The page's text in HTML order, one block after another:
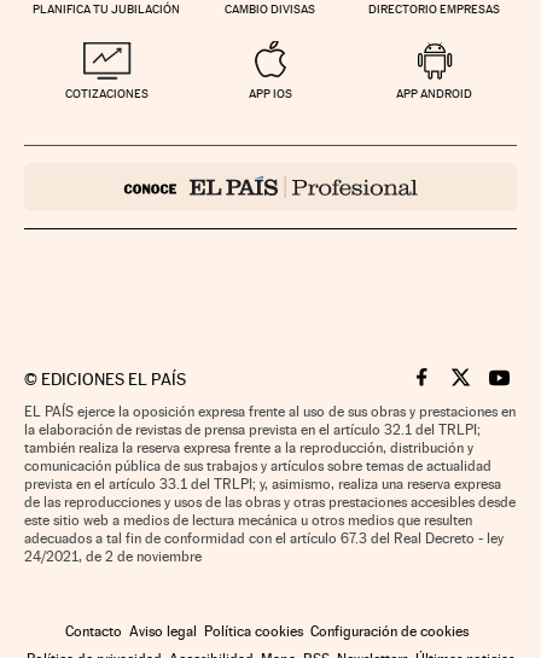
PLANIFICA TU JUBILACIÓN CAMBIO DIVISAS DIRECTORIO EMPRESAS
COTIZACIONES APP IOS APP ANDROID
© EDICIONES EL PAÍS Cinco Días en
Cinco Días
Cinco
EL PAÍS ejerce la oposición expresa frente al uso de sus obras y prestaciones en
la elaboración de revistas de prensa prevista en el artículo 32.1 del TRLPI;
también realiza la reserva expresa frente a la reproducción, distribución y
comunicación pública de sus trabajos y artículos sobre temas de actualidad
prevista en el artículo 33.1 del TRLPI; y, asimismo, realiza una reserva expresa
de las reproducciones y usos de las obras y otras prestaciones accesibles desde
este sitio web a medios de lectura mecánica u otros medios que resulten
adecuados a tal fin de conformidad con el artículo 67.3 del Real Decreto - ley
24/2021, de 2 de noviembre
Contacto Aviso legal Política cookies Configuración de cookies